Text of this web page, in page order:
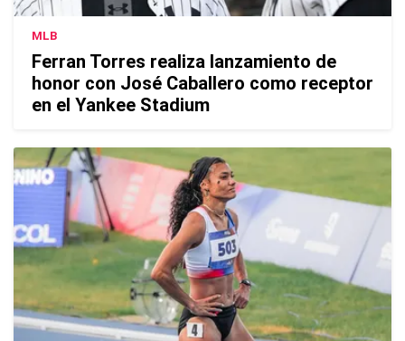
MLB
Ferran Torres realiza lanzamiento de
honor con José Caballero como receptor
en el Yankee Stadium